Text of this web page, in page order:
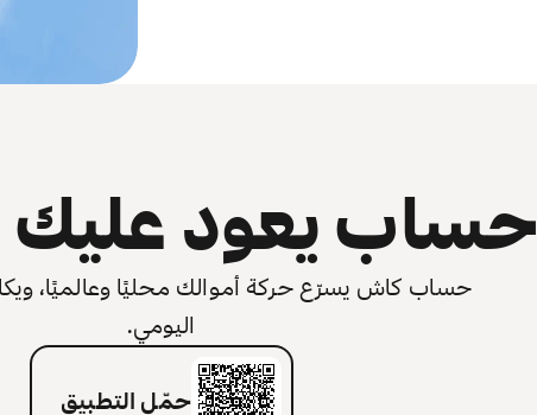
حساب يعود عليك
حساب كاش يسرّع حركة أموالك محليًا وعالميًا،
اليومي.
حمّل التطبيق